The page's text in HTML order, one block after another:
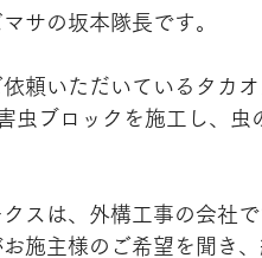
サの坂本隊長です。
頼いただいているタカ
虫ブロックを施工し、虫
スは、外構工事の会社で
施主様のご希望を聞き、